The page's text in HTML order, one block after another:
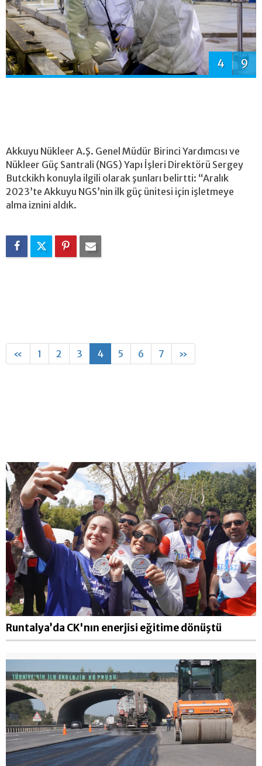
4 9
Akkuyu Nükleer A.Ş. Genel Müdür Birinci Yardımcısı ve
Nükleer Güç Santrali (NGS) Yapı İşleri Direktörü Sergey
Butckikh konuyla ilgili olarak şunları belirtti: “Aralık
2023’te Akkuyu NGS’nin ilk güç ünitesi için işletmeye
alma iznini aldık.
« 1 2 3 4 5 6 7 »
Runtalya’da CK'nın enerjisi eğitime dönüştü